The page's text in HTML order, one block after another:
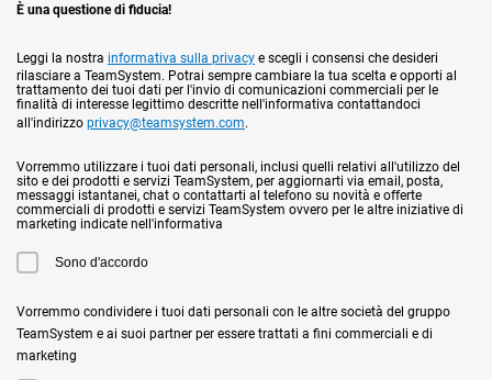
È una questione di fiducia!
Leggi la nostra informativa sulla privacy e scegli i consensi che desideri
rilasciare a TeamSystem. Potrai sempre cambiare la tua scelta e opporti al
trattamento dei tuoi dati per l'invio di comunicazioni commerciali per le
finalità di interesse legittimo descritte nell'informativa contattandoci
all'indirizzo privacy@teamsystem.com.
Vorremmo utilizzare i tuoi dati personali, inclusi quelli relativi all'utilizzo del
sito e dei prodotti e servizi TeamSystem, per aggiornarti via email, posta,
messaggi istantanei, chat o contattarti al telefono su novità e offerte
commerciali di prodotti e servizi TeamSystem ovvero per le altre iniziative di
marketing indicate nell'informativa
Sono d'accordo
Vorremmo condividere i tuoi dati personali con le altre società del gruppo
TeamSystem e ai suoi partner per essere trattati a fini commerciali e di
marketing